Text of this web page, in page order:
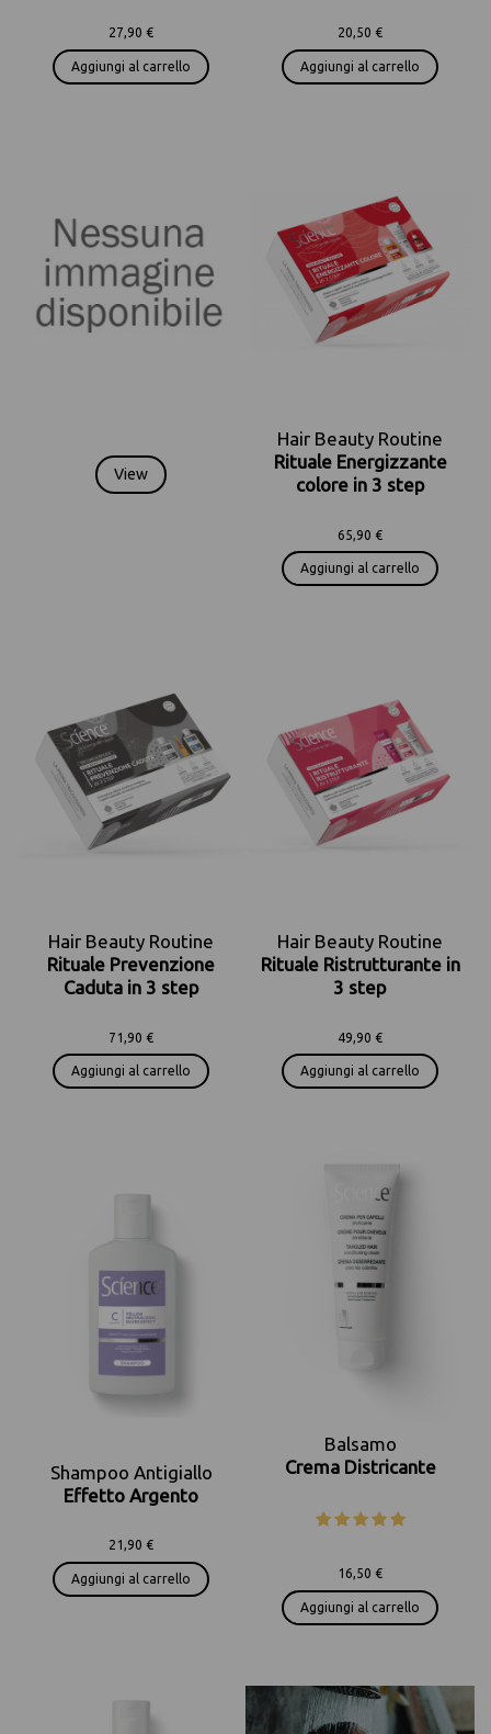
27,90 €
Aggiungi al carrello
20,50 €
Aggiungi al carrello
View
Hair Beauty Routine
Rituale Energizzante
colore in 3 step
65,90 €
Aggiungi al carrello
Hair Beauty Routine
Rituale Prevenzione
Caduta in 3 step
71,90 €
Aggiungi al carrello
Hair Beauty Routine
Rituale Ristrutturante in
3 step
49,90 €
Aggiungi al carrello
Shampoo Antigiallo
Effetto Argento
21,90 €
Aggiungi al carrello
Balsamo
Crema Districante
16,50 €
Aggiungi al carrello